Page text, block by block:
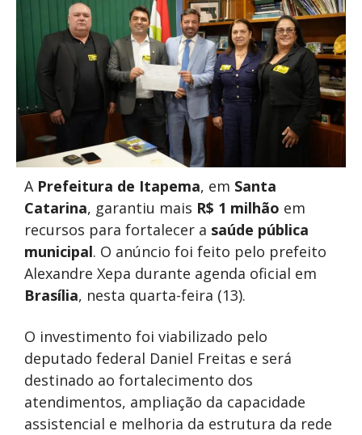
A Prefeitura de Itapema, em Santa
Catarina, garantiu mais R$ 1 milhão em
recursos para fortalecer a saúde pública
municipal. O anúncio foi feito pelo prefeito
Alexandre Xepa durante agenda oficial em
Brasília, nesta quarta-feira (13).
O investimento foi viabilizado pelo
deputado federal Daniel Freitas e será
destinado ao fortalecimento dos
atendimentos, ampliação da capacidade
assistencial e melhoria da estrutura da rede